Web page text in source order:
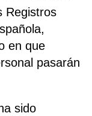
Registros
en que
pasarán
sido